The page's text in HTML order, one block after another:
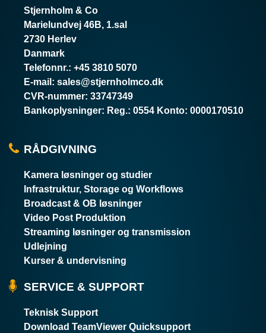
Stjernholm & Co
Marielundvej 46B, 1.sal
2730 Herlev
Danmark
Telefonnr.: +45 3810 5070
E-mail : sales@stjernholmco.dk
CVR-nummer: 33747349
Bankoplysninger: Reg.: 0554 Konto: 0000170510
RÅDGIVNING
Kamera løsninger og studier
Infrastruktur, Storage og Workflows
Broadcast & OB løsninger
Video Post Produktion
Streaming løsninger og transmission
Udlejning
Kurser & undervisning
SERVICE & SUPPORT
Teknisk Support
Download TeamViewer Quicksupport